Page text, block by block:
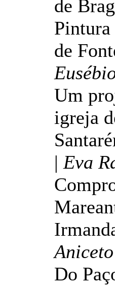
de
Pintura
de
Um
igreja
| Eva
Aniceto
Do